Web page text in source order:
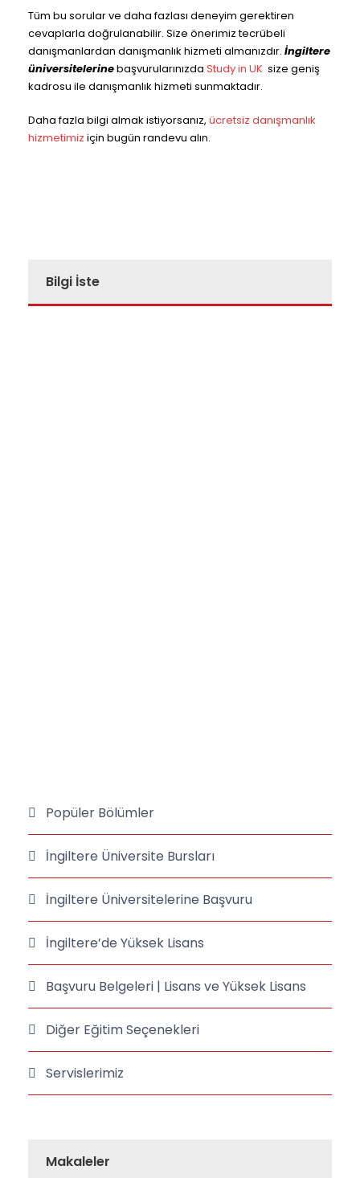
Tüm bu sorular ve daha fazlası deneyim gerektiren
cevaplarla doğrulanabilir. Size önerimiz tecrübeli
danışmanlardan danışmanlık hizmeti almanızdır. İngiltere
üniversitelerinebaşvurularınızda Study in UK size geniş
kadrosu ile danışmanlık hizmeti sunmaktadır.
Daha fazla bilgi almak istiyorsanız, ücretsiz danışmanlık
hizmetimiz için bugün randevu alın.
Bilgi İste
Popüler Bölümler
İngiltere Üniversite Bursları
İngiltere Üniversitelerine Başvuru
İngiltere’de Yüksek Lisans
Başvuru Belgeleri | Lisans ve Yüksek Lisans
Diğer Eğitim Seçenekleri
Servislerimiz
Makaleler